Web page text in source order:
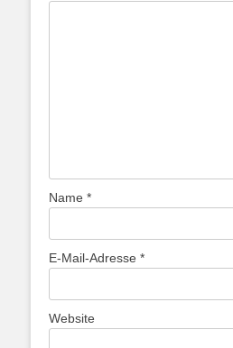
Name *
E-Mail-Adresse *
Website